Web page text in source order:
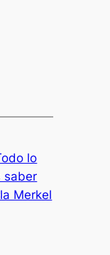
lo
saber
Merkel